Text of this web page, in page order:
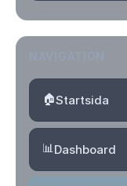
🏠Startsida
📊Dashboard